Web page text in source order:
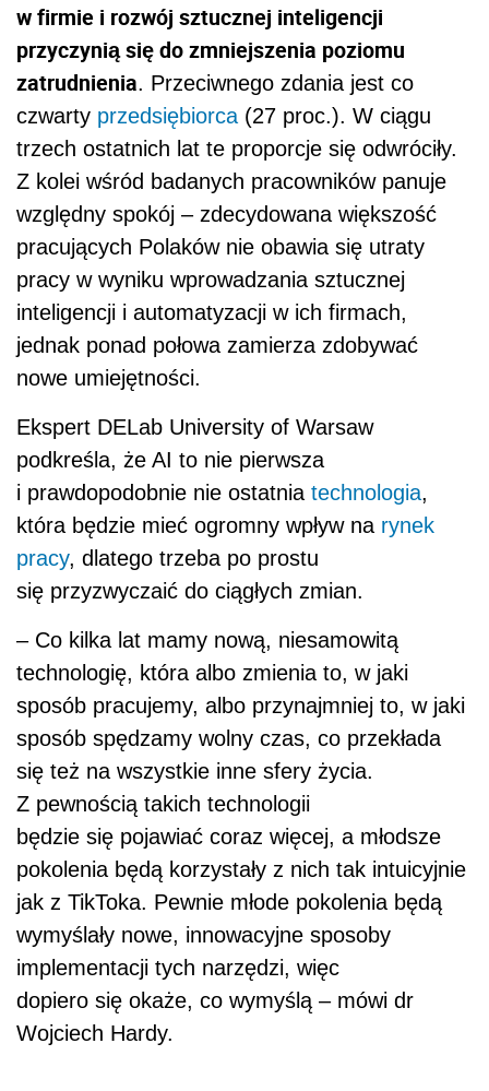
w firmie i rozwój sztucznej inteligencji
przyczynią się do zmniejszenia poziomu
zatrudnienia. Przeciwnego zdania jest co
czwarty przedsiębiorca (27 proc.). W ciągu
trzech ostatnich lat te proporcje się odwróciły.
Z kolei wśród badanych pracowników panuje
względny spokój – zdecydowana większość
pracujących Polaków nie obawia się utraty
pracy w wyniku wprowadzania sztucznej
inteligencji i automatyzacji w ich firmach,
jednak ponad połowa zamierza zdobywać
nowe umiejętności.
Ekspert DELab University of Warsaw
podkreśla, że AI to nie pierwsza
i prawdopodobnie nie ostatnia technologia,
która będzie mieć ogromny wpływ na rynek
pracy, dlatego trzeba po prostu
się przyzwyczaić do ciągłych zmian.
– Co kilka lat mamy nową, niesamowitą
technologię, która albo zmienia to, w jaki
sposób pracujemy, albo przynajmniej to, w jaki
sposób spędzamy wolny czas, co przekłada
się też na wszystkie inne sfery życia.
Z pewnością takich technologii
będzie się pojawiać coraz więcej, a młodsze
pokolenia będą korzystały z nich tak intuicyjnie
jak z TikToka. Pewnie młode pokolenia będą
wymyślały nowe, innowacyjne sposoby
implementacji tych narzędzi, więc
dopiero się okaże, co wymyślą – mówi dr
Wojciech Hardy.